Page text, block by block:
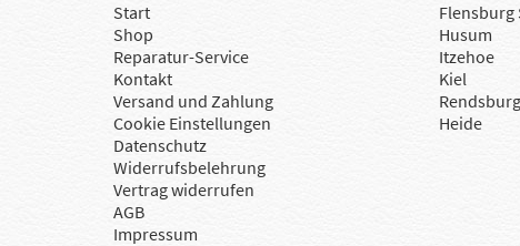
Start
Shop
Reparatur-Service
Kontakt
Versand und Zahlung
Cookie Einstellungen
Datenschutz
Widerrufsbelehrung
Vertrag widerrufen
AGB
Impressum
Husum
Itzehoe
Kiel
Rendsburg
Heide